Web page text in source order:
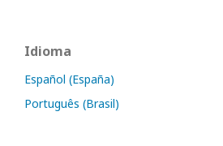
Idioma
Español (España)
Português (Brasil)